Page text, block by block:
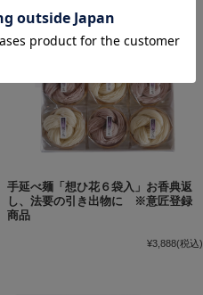
手延べ麺「想ひ花６袋入」お香典返
し、法要の引き出物に ※意匠登録
商品
¥3,888(税込)